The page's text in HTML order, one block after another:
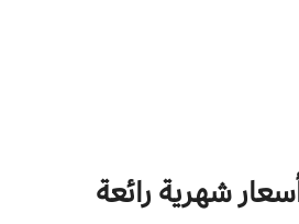
شهرية رائعة